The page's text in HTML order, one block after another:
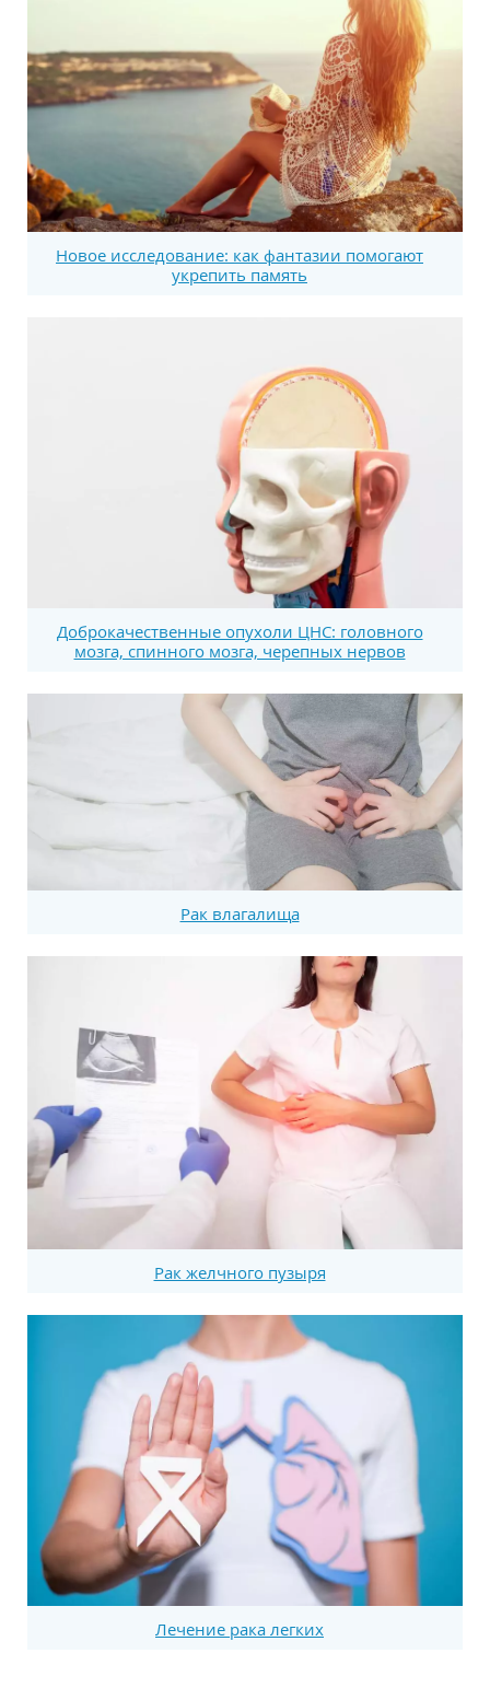
Новое исследование: как фантазии помогают
укрепить память
Доброкачественные опухоли ЦНС: головного
мозга, спинного мозга, черепных нервов
Рак влагалища
Рак желчного пузыря
Лечение рака легких